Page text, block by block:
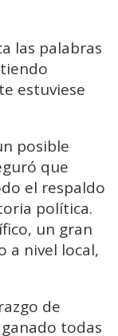
las palabras
estuviese
posible
que
el respaldo
política.
un gran
a nivel local,
de
todas